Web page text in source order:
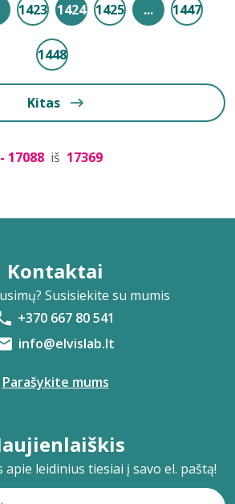
1423 1424 1425 ... 1447
1448
Kitas
17088 iš 17369
Kontaktai
Susisiekite su mumis
+370 667 80 541
info@elvislab.lt
Parašykite mums
leidinius tiesiai į savo el. paštą!